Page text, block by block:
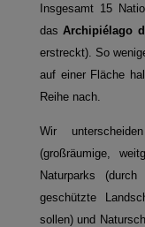
Insgesamt 15
das Archipiélago
erstreckt). So
auf einer Fläche
Reihe nach.
Wir
(großräumige,
Naturparks
geschützte
sollen) und